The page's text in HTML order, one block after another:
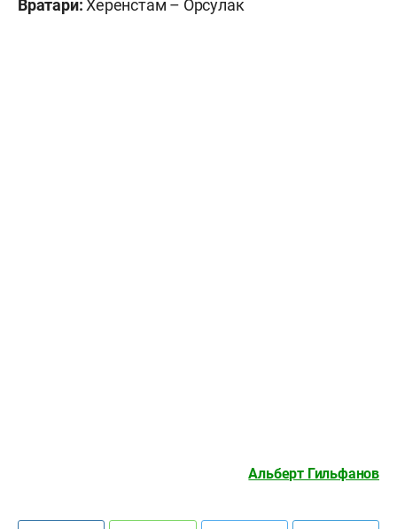
Вратари:Херенстам – Орсулак
Альберт Гильфанов